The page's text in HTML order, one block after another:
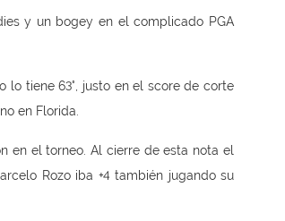
y un bogey en el complicado PGA
lo tiene 63°, justo en el score de corte
en Florida.
en el torneo. Al cierre de esta nota el
Rozo iba +4 también jugando su